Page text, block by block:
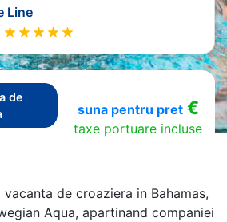
Line
de
suna pentru pret€
taxe portuare incluse
de croaziera in Bahamas,
Aqua, apartinand companiei